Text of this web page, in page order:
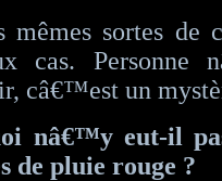
mêmes sortes de
cas. Personne
câ€™est un
nâ€™y eut-il
de pluie rouge ?